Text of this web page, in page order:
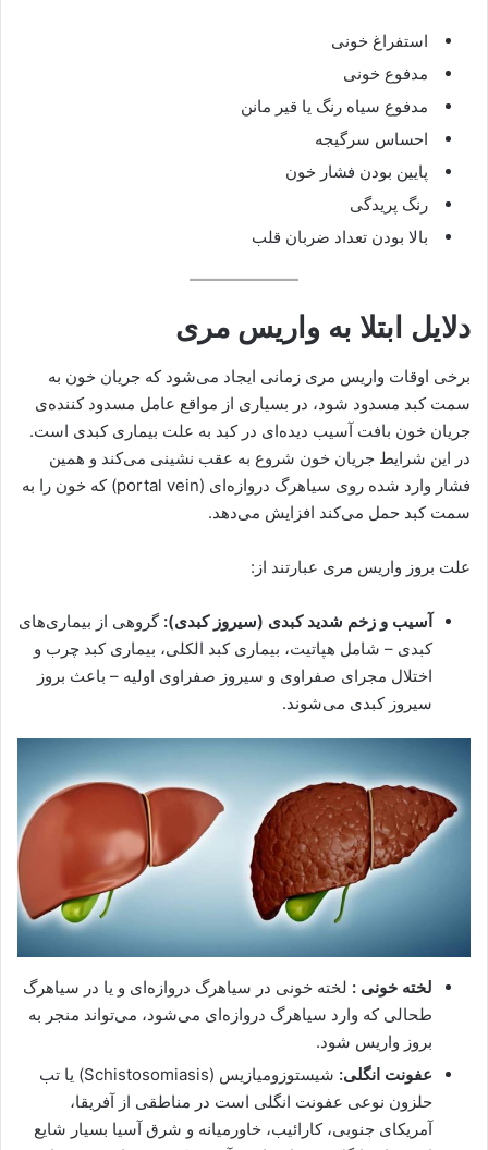
استفراغ خونی
مدفوع خونی
مدفوع سیاه رنگ یا قیر مانن
احساس سرگیجه
پایین بودن فشار خون
رنگ پریدگی
بالا بودن تعداد ضربان قلب
دلایل ابتلا به واریس مری
برخی اوقات واریس مری زمانی ایجاد می‌شود که جریان خون به
سمت کبد مسدود شود، در بسیاری از مواقع عامل مسدود کننده‌ی
جریان خون بافت آسیب دیده‌ای در کبد به علت بیماری کبدی است.
در این شرایط جریان خون شروع به عقب نشینی می‌کند و همین
فشار وارد شده روی سیاهرگ دروازه‌ای (portal vein) که خون را به
سمت کبد حمل می‌کند افزایش می‌دهد.
علت بروز واریس مری عبارتند از:
آسیب و زخم شدید کبدی (سیروز کبدی): گروهی از بیماری‌های
کبدی – شامل هپاتیت، بیماری کبد الکلی، بیماری کبد چرب و
اختلال مجرای صفراوی و سیروز صفراوی اولیه – باعث بروز
سیروز کبدی می‌شوند.
لخته خونی : لخته خونی در سیاهرگ دروازه‌ای و یا در سیاهرگ
طحالی که وارد سیاهرگ دروازه‌ای می‌شود، می‌تواند منجر به
بروز واریس شود.
عفونت انگلی:
شیستوزومیازیس (Schistosomiasis) یا تب
حلزون نوعی عفونت انگلی است در مناطقی از آفریقا،
آمریکای جنوبی، کارائیب، خاورمیانه و شرق آسیا بسیار شایع